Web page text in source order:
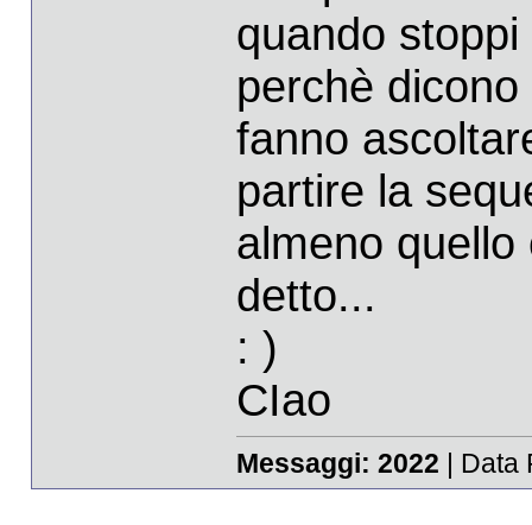
quando
perchè
fanno
partire la
almeno
detto...
: )
CIao
Messaggi: 2022 | Data